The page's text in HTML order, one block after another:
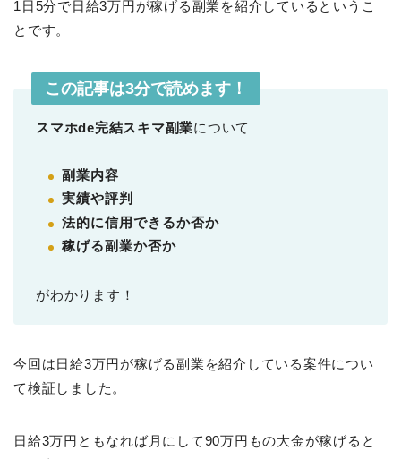
1日5分で日給3万円が稼げる副業を紹介しているというこ
とです。
この記事は3分で読めます！
スマホde完結スキマ副業について
副業内容
実績や評判
法的に信用できるか否か
稼げる副業か否か
がわかります！
今回は日給3万円が稼げる副業を紹介している案件につい
て検証しました。
日給3万円ともなれば月にして90万円もの大金が稼げると